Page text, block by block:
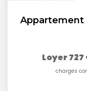
Loyer
charges